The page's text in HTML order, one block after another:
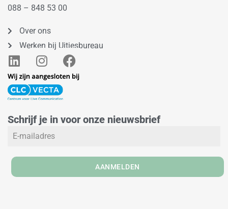
088 – 848 53 00
Over ons
Werken bij Uitjesbureau
L
i
n
k
d
i
I
n
s
t
g
r
m
F
a
o
Schrijf je in voor onze nieuwsbrief
AANMELDEN